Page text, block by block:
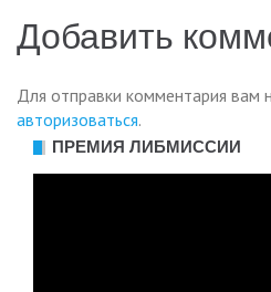
записям
Добавить
Для отправки комментария вам
авторизоваться.
ПРЕМИЯ ЛИБМИССИИ